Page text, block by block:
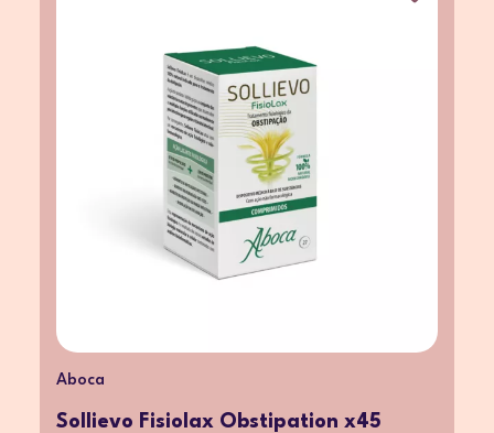
Aboca
Sollievo Fisiolax Obstipation x45